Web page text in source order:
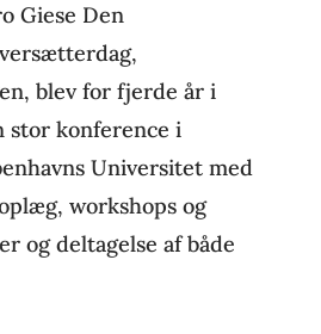
Giese Den
blev for fjerde år i
konference i
Universitet med
workshops og
og deltagelse af både